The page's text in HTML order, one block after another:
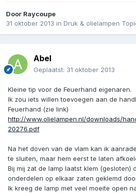
Door Raycoupe
31 oktober 2013 in Druk & olielampen
Abel
Geplaatst: 31 oktober 2013
Kleine tip voor de Feuerhand eigenaren.
Ik zou iets willen toevoegen aan de
Feuerhand (zie link)
http://www.olielampen.nl/downloads/
20276.pdf
Na het doven van de vlam kan ik
te sluiten, maar hem eerst te laten
Bij mij zat de lamp laatst klem (gesloten)
onderdelen op elkaar zaten geklemd
Ik kreeg de lamp met veel moeite open